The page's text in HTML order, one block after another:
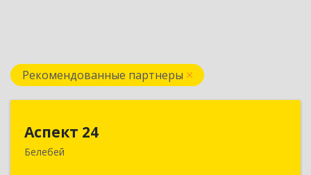
Рекомендованные партнеры
Аспект 24
Белебей452000, Башкортостан Респ, Белебей г, им